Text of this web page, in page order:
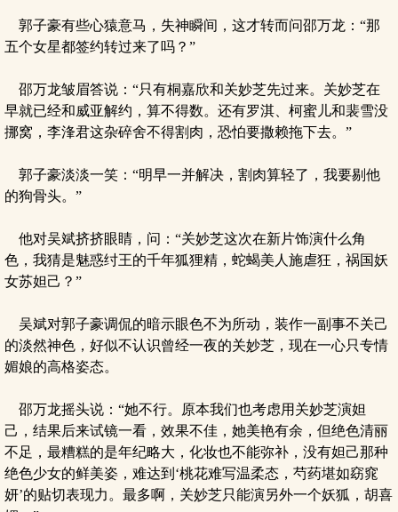
郭子豪有些心猿意马，失神瞬间，这才转而问邵万龙：“那
五个女星都签约转过来了吗？”
邵万龙皱眉答说：“只有桐嘉欣和关妙芝先过来。关妙芝在
早就已经和威亚解约，算不得数。还有罗淇、柯蜜儿和裴雪没
挪窝，李浲君这杂碎舍不得割肉，恐怕要撒赖拖下去。”
郭子豪淡淡一笑：“明早一并解决，割肉算轻了，我要剔他
的狗骨头。”
他对吴斌挤挤眼睛，问：“关妙芝这次在新片饰演什么角
色，我猜是魅惑纣王的千年狐狸精，蛇蝎美人施虐狂，祸国妖
女苏妲己？”
吴斌对郭子豪调侃的暗示眼色不为所动，装作一副事不关己
的淡然神色，好似不认识曾经一夜的关妙芝，现在一心只专情
媚娘的高格姿态。
邵万龙摇头说：“她不行。原本我们也考虑用关妙芝演妲
己，结果后来试镜一看，效果不佳，她美艳有余，但绝色清丽
不足，最糟糕的是年纪略大，化妆也不能弥补，没有妲己那种
绝色少女的鲜美姿，难达到‘桃花难写温柔态，芍药堪如窈窕
妍’的贴切表现力。最多啊，关妙芝只能演另外一个妖狐，胡喜